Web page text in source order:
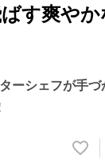
す爽やか
ーシェフが手
い